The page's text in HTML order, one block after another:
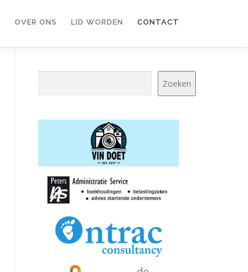
OVER ONS LID WORDEN CONTACT
Zoeken